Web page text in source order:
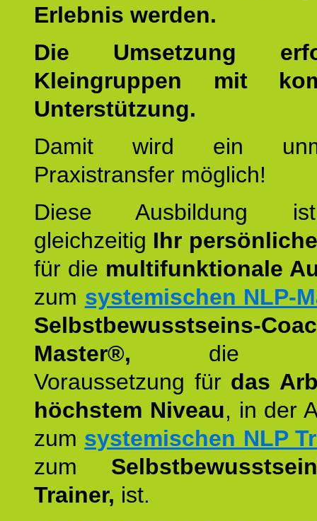
Erlebnis werden.
Die Umsetzung
Kleingruppen mit
Unterstützung.
Damit wird ein
Praxistransfer möglich!
Diese Ausbildung
gleichzeitig Ihr
für die multifunktionale
zum systemischen NLP-
Selbstbewusstseins-
Master®, die
Voraussetzung für das
höchstem Niveau, in der
zum systemischen NLP
zum
Trainer, ist.